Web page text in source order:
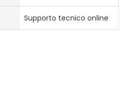
Supporto tecnico online